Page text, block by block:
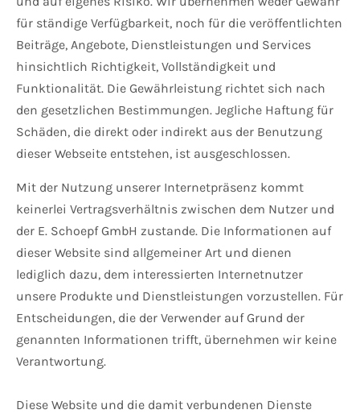
für ständige Verfügbarkeit, noch für die veröffentlichten
Beiträge, Angebote, Dienstleistungen und Services
hinsichtlich Richtigkeit, Vollständigkeit und
Funktionalität. Die Gewährleistung richtet sich nach
den gesetzlichen Bestimmungen. Jegliche Haftung für
Schäden, die direkt oder indirekt aus der Benutzung
dieser Webseite entstehen, ist ausgeschlossen.
Mit der Nutzung unserer Internetpräsenz kommt
keinerlei Vertragsverhältnis zwischen dem Nutzer und
der E. Schoepf GmbH zustande. Die Informationen auf
dieser Website sind allgemeiner Art und dienen
lediglich dazu, dem interessierten Internetnutzer
unsere Produkte und Dienstleistungen vorzustellen. Für
Entscheidungen, die der Verwender auf Grund der
genannten Informationen trifft, übernehmen wir keine
Verantwortung.
Diese Website und die damit verbundenen Dienste